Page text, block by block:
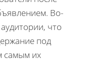
Во-
что
под
самым их